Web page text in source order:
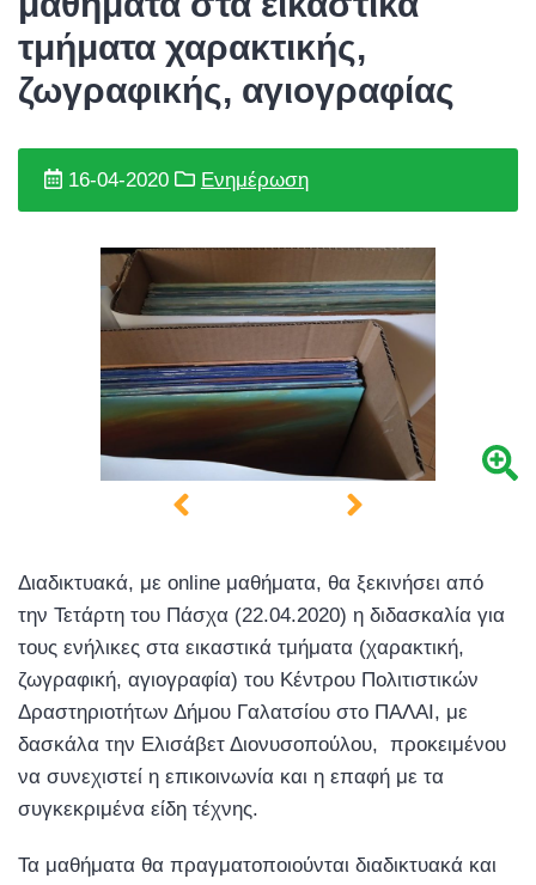
τμήματα χαρακτικής,
ζωγραφικής, αγιογραφίας
16-04-2020 Ενημέρωση
Διαδικτυακά, με online μαθήματα, θα ξεκινήσει από
την Τετάρτη του Πάσχα (22.04.2020) η διδασκαλία για
τους ενήλικες στα εικαστικά τμήματα (χαρακτική,
ζωγραφική, αγιογραφία) του Κέντρου Πολιτιστικών
Δραστηριοτήτων Δήμου Γαλατσίου στο ΠΑΛΑΙ, με
δασκάλα την Ελισάβετ Διονυσοπούλου, προκειμένου
να συνεχιστεί η επικοινωνία και η επαφή με τα
συγκεκριμένα είδη τέχνης.
Τα μαθήματα θα πραγματοποιούνται διαδικτυακά και